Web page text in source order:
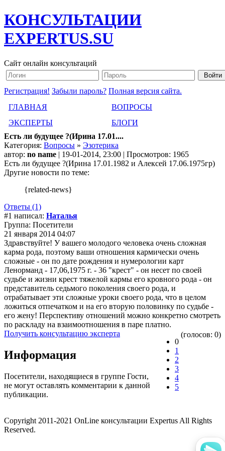
КОНСУЛЬТАЦИИ
EXPERTUS.SU
Сайт онлайн консультаций
Регистрация! Забыли пароль? Полная версия сайта.
ГЛАВНАЯ
ВОПРОСЫ
ЭКСПЕРТЫ
БЛОГИ
Есть ли будущее ?(Ирина 17.01....
Категория: Вопросы » Эзотерика
автор: no name | 19-01-2014, 23:00 | Просмотров: 1965
Есть ли будущее ?(Ирина 17.01.1982 и Алексей 17.06.1975гр)
Другие новости по теме:
{related-news}
Ответы (1)
#1 написал: Наталья
Группа: Посетители
21 января 2014 04:07
Здравствуйте! У вашего молодого человека очень сложная
карма рода, поэтому ваши отношения кармически очень
сложные - он по дате рождения и нумерологии карт
Ленорманд - 17,06,1975 г. - 36 "крест" - он несет по своей
судьбе и жизни крест тяжелой кармы его кровного рода - он
представитель седьмого поколения своего рода, и
отрабатывает эти сложные уроки своего рода, что в целом
ложиться отпечатком и на его вторую половинку по судьбе -
его жену! Перспективу отношений можно конкретно смотреть
по раскладу на взаимоотношения в паре платно.
Получить консультацию эксперта
0
1
2
3
4
5
(голосов: 0)
Информация
Посетители, находящиеся в группе Гости,
не могут оставлять комментарии к данной
публикации.
Copyright 2011-2021 OnLine консультации Expertus All Rights
Reserved.